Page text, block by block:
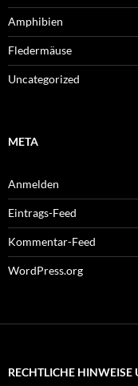
Amphibien
Fledermäuse
Uncategorized
META
Anmelden
Eintrags-Feed
Kommentar-Feed
WordPress.org
RECHTLICHE